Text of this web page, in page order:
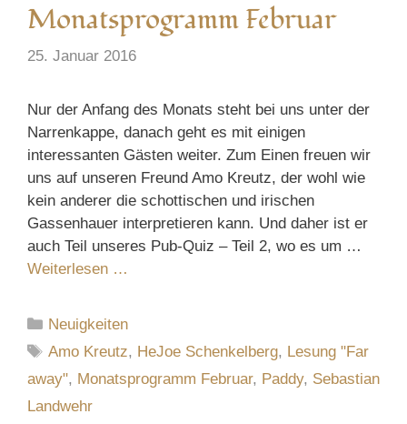
Monatsprogramm Februar
25. Januar 2016
Nur der Anfang des Monats steht bei uns unter der
Narrenkappe, danach geht es mit einigen
interessanten Gästen weiter. Zum Einen freuen wir
uns auf unseren Freund Amo Kreutz, der wohl wie
kein anderer die schottischen und irischen
Gassenhauer interpretieren kann. Und daher ist er
auch Teil unseres Pub-Quiz – Teil 2, wo es um …
Weiterlesen …
Kategorien
Neuigkeiten
Schlagwörter
Amo Kreutz, HeJoe Schenkelberg, Lesung "Far
away", Monatsprogramm Februar, Paddy, Sebastian
Landwehr